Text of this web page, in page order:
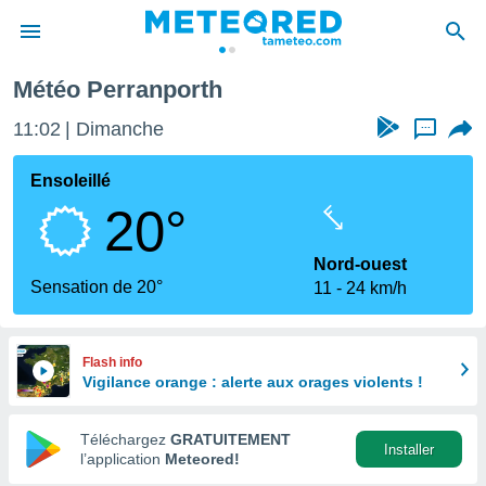
de
Météo Perranporth
11:02 Dimanche ...
Ensoleillé
20°
Sensation de 20°
Nord-ouest
11
24 km/h
Flash info
Vigilance orange : alerte aux orages violents !
Téléchargez GRATUITEMENT
l’application Meteored!
Installer